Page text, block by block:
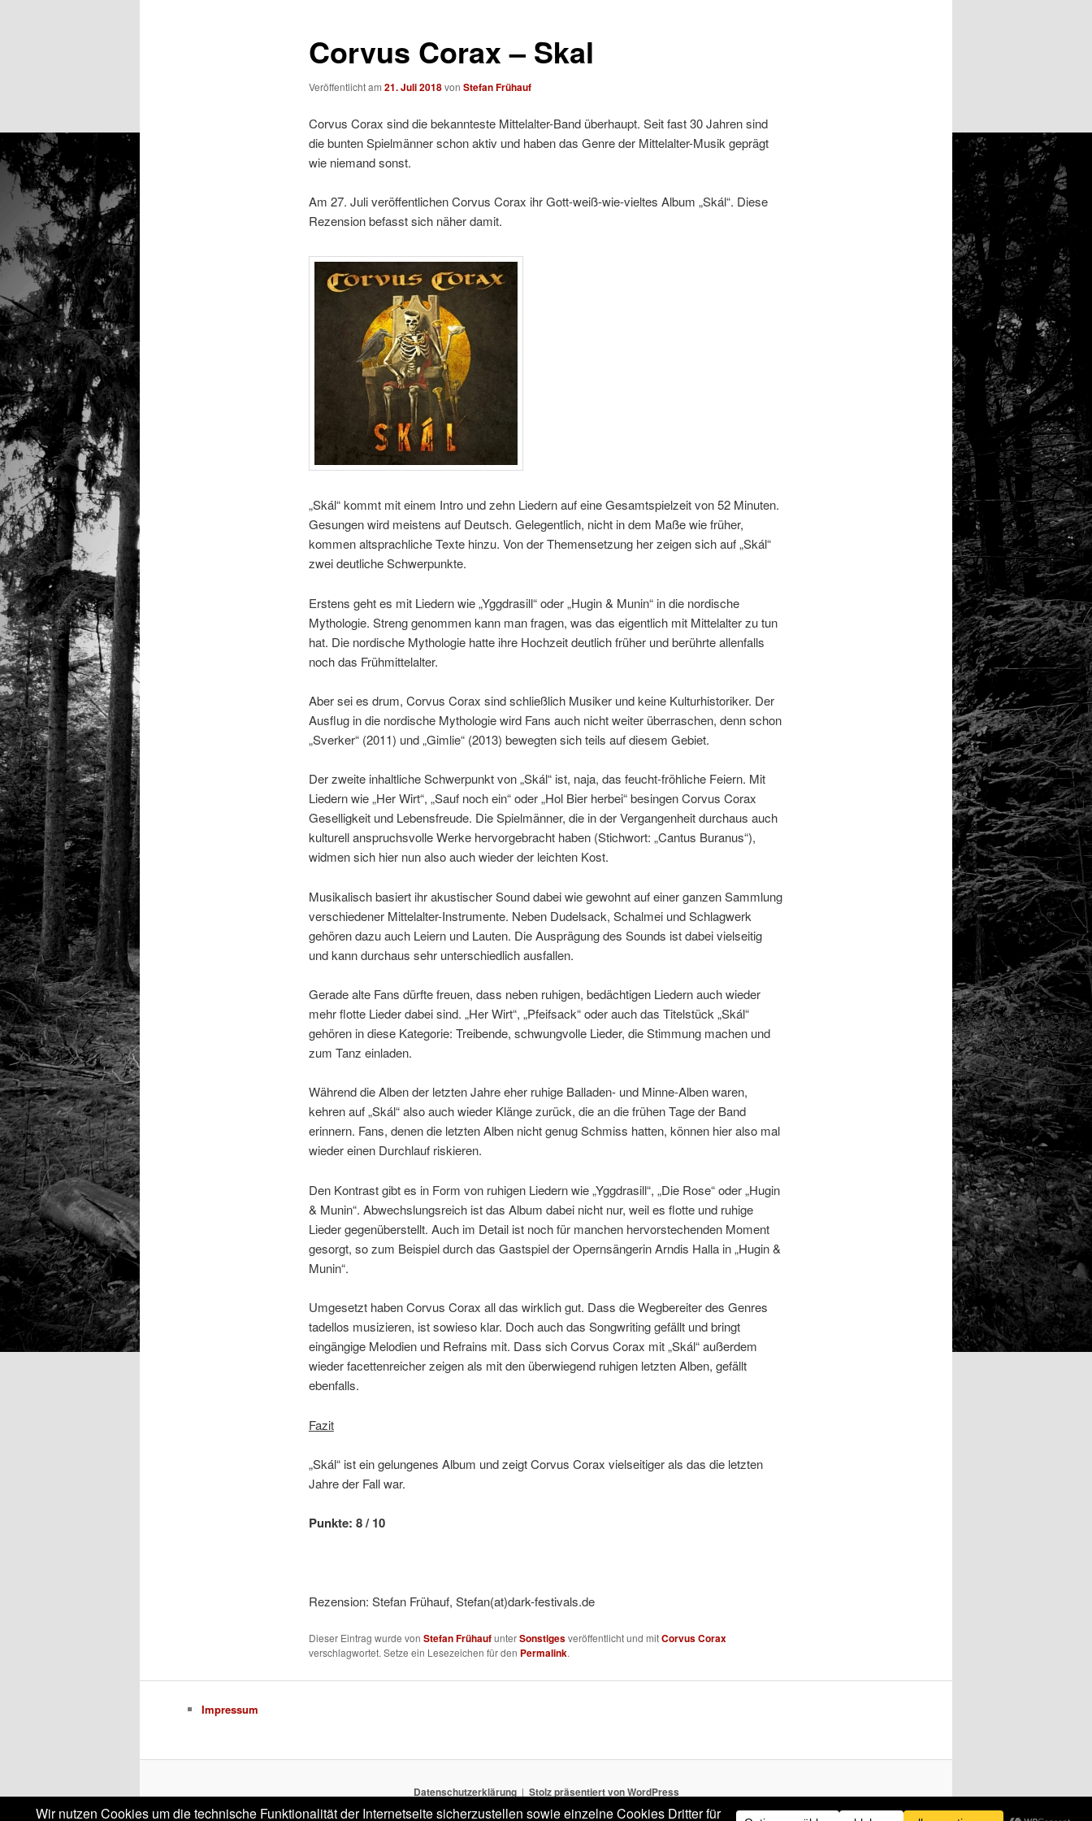
Corvus Corax – Skal
Veröffentlicht am 21. Juli 2018von Stefan Frühauf
Corvus Corax sind die bekannteste Mittelalter-Band überhaupt. Seit fast 30 Jahren sind
die bunten Spielmänner schon aktiv und haben das Genre der Mittelalter-Musik geprägt
wie niemand sonst.
Am 27. Juli veröffentlichen Corvus Corax ihr Gott-weiß-wie-vieltes Album „Skál“. Diese
Rezension befasst sich näher damit.
„Skál“ kommt mit einem Intro und zehn Liedern auf eine Gesamtspielzeit von 52 Minuten.
Gesungen wird meistens auf Deutsch. Gelegentlich, nicht in dem Maße wie früher,
kommen altsprachliche Texte hinzu. Von der Themensetzung her zeigen sich auf „Skál“
zwei deutliche Schwerpunkte.
Erstens geht es mit Liedern wie „Yggdrasill“ oder „Hugin & Munin“ in die nordische
Mythologie. Streng genommen kann man fragen, was das eigentlich mit Mittelalter zu tun
hat. Die nordische Mythologie hatte ihre Hochzeit deutlich früher und berührte allenfalls
noch das Frühmittelalter.
Aber sei es drum, Corvus Corax sind schließlich Musiker und keine Kulturhistoriker. Der
Ausflug in die nordische Mythologie wird Fans auch nicht weiter überraschen, denn schon
„Sverker“ (2011) und „Gimlie“ (2013) bewegten sich teils auf diesem Gebiet.
Der zweite inhaltliche Schwerpunkt von „Skál“ ist, naja, das feucht-fröhliche Feiern. Mit
Liedern wie „Her Wirt“, „Sauf noch ein“ oder „Hol Bier herbei“ besingen Corvus Corax
Geselligkeit und Lebensfreude. Die Spielmänner, die in der Vergangenheit durchaus auch
kulturell anspruchsvolle Werke hervorgebracht haben (Stichwort: „Cantus Buranus“),
widmen sich hier nun also auch wieder der leichten Kost.
Musikalisch basiert ihr akustischer Sound dabei wie gewohnt auf einer ganzen Sammlung
verschiedener Mittelalter-Instrumente. Neben Dudelsack, Schalmei und Schlagwerk
gehören dazu auch Leiern und Lauten. Die Ausprägung des Sounds ist dabei vielseitig
und kann durchaus sehr unterschiedlich ausfallen.
Gerade alte Fans dürfte freuen, dass neben ruhigen, bedächtigen Liedern auch wieder
mehr flotte Lieder dabei sind. „Her Wirt“, „Pfeifsack“ oder auch das Titelstück „Skál“
gehören in diese Kategorie: Treibende, schwungvolle Lieder, die Stimmung machen und
zum Tanz einladen.
Während die Alben der letzten Jahre eher ruhige Balladen- und Minne-Alben waren,
kehren auf „Skál“ also auch wieder Klänge zurück, die an die frühen Tage der Band
erinnern. Fans, denen die letzten Alben nicht genug Schmiss hatten, können hier also mal
wieder einen Durchlauf riskieren.
Den Kontrast gibt es in Form von ruhigen Liedern wie „Yggdrasill“, „Die Rose“ oder „Hugin
& Munin“. Abwechslungsreich ist das Album dabei nicht nur, weil es flotte und ruhige
Lieder gegenüberstellt. Auch im Detail ist noch für manchen hervorstechenden Moment
gesorgt, so zum Beispiel durch das Gastspiel der Opernsängerin Arndis Halla in „Hugin &
Munin“.
Umgesetzt haben Corvus Corax all das wirklich gut. Dass die Wegbereiter des Genres
tadellos musizieren, ist sowieso klar. Doch auch das Songwriting gefällt und bringt
eingängige Melodien und Refrains mit. Dass sich Corvus Corax mit „Skál“ außerdem
wieder facettenreicher zeigen als mit den überwiegend ruhigen letzten Alben, gefällt
ebenfalls.
Fazit
„Skál“ ist ein gelungenes Album und zeigt Corvus Corax vielseitiger als das die letzten
Jahre der Fall war.
Punkte: 8 / 10
Rezension: Stefan Frühauf, Stefan(at)dark-festivals.de
Dieser Eintrag wurde von Stefan FrühaufunterSonstigesveröffentlicht und mitCorvus Corax
verschlagwortet. Setze ein Lesezeichen für den Permalink.
Impressum
Datenschutzerklärung Stolz präsentiert von WordPress